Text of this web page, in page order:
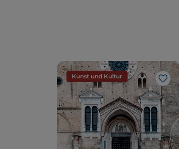
Kunst und Kultur
Like